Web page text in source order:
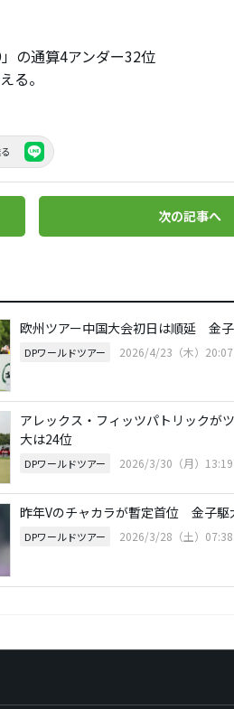
の通算4アンダー32位
る。
次の記事へ
欧州ツアー中国大会初日は順延 金
DPワールドツアー 2026/4/23（木）20:07
アレックス・フィッツパトリックが
大は24位
DPワールドツアー 2026/3/30（月）13:19
昨年Vのチャカラが暫定首位 金子駆
DPワールドツアー 2026/3/28（土）07:38